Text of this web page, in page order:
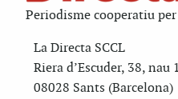
Periodisme cooperatiu
La Directa SCCL
Riera d’Escuder, 38, nau
08028 Sants (Barcelona)